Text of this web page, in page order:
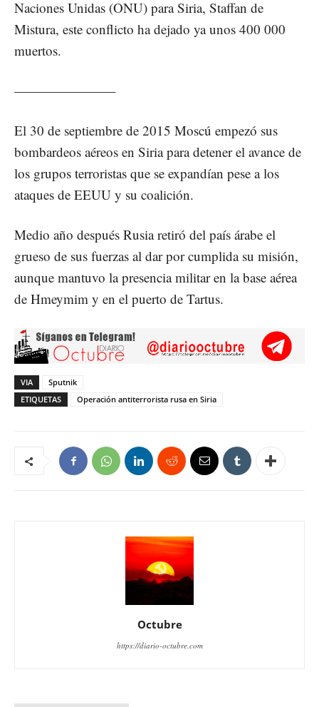
Naciones Unidas (ONU) para Siria, Staffan de
Mistura, este conflicto ha dejado ya unos 400 000
muertos.
———————–
El 30 de septiembre de 2015 Moscú empezó sus
bombardeos aéreos en Siria para detener el avance de
los grupos terroristas que se expandían pese a los
ataques de EEUU y su coalición.
Medio año después Rusia retiró del país árabe el
grueso de sus fuerzas al dar por cumplida su misión,
aunque mantuvo la presencia militar en la base aérea
de Hmeymim y en el puerto de Tartus.
VIA
Sputnik
ETIQUETAS
Operación antiterrorista rusa en Siria
Octubre
https://diario-octubre.com